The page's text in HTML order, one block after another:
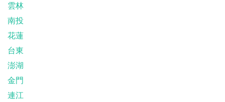
雲林
南投
花蓮
台東
澎湖
金門
連江